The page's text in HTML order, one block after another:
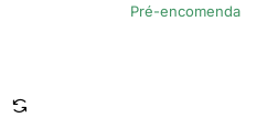
Pré-encomenda